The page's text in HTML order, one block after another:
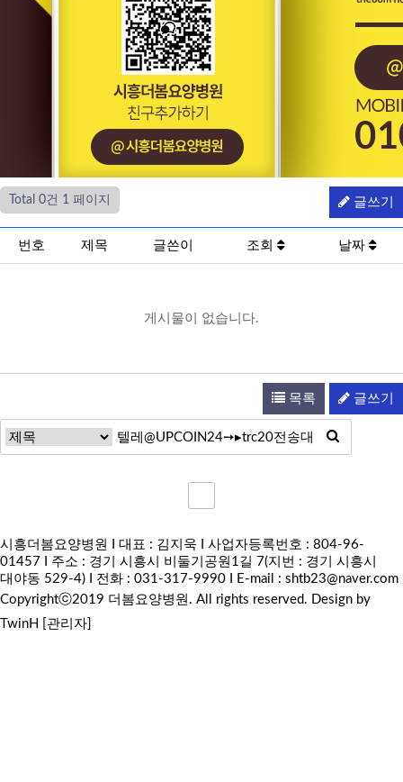
Total 0건 1 페이지 글쓰기
번호 제목 글쓴이 조회 날짜
게시물이 없습니다.
목록 글쓰기
시흥더봄요양병원 I 대표 : 김지욱 I 사업자등록번호 : 804-96-
01457 I 주소 : 경기 시흥시 비둘기공원1길 7(지번 : 경기 시흥시
대야동 529-4) I 전화 : 031-317-9990 I E-mail : shtb23@naver.com
Copyrightⓒ2019 더봄요양병원. All rights reserved. Design by
TwinH
[관리자]